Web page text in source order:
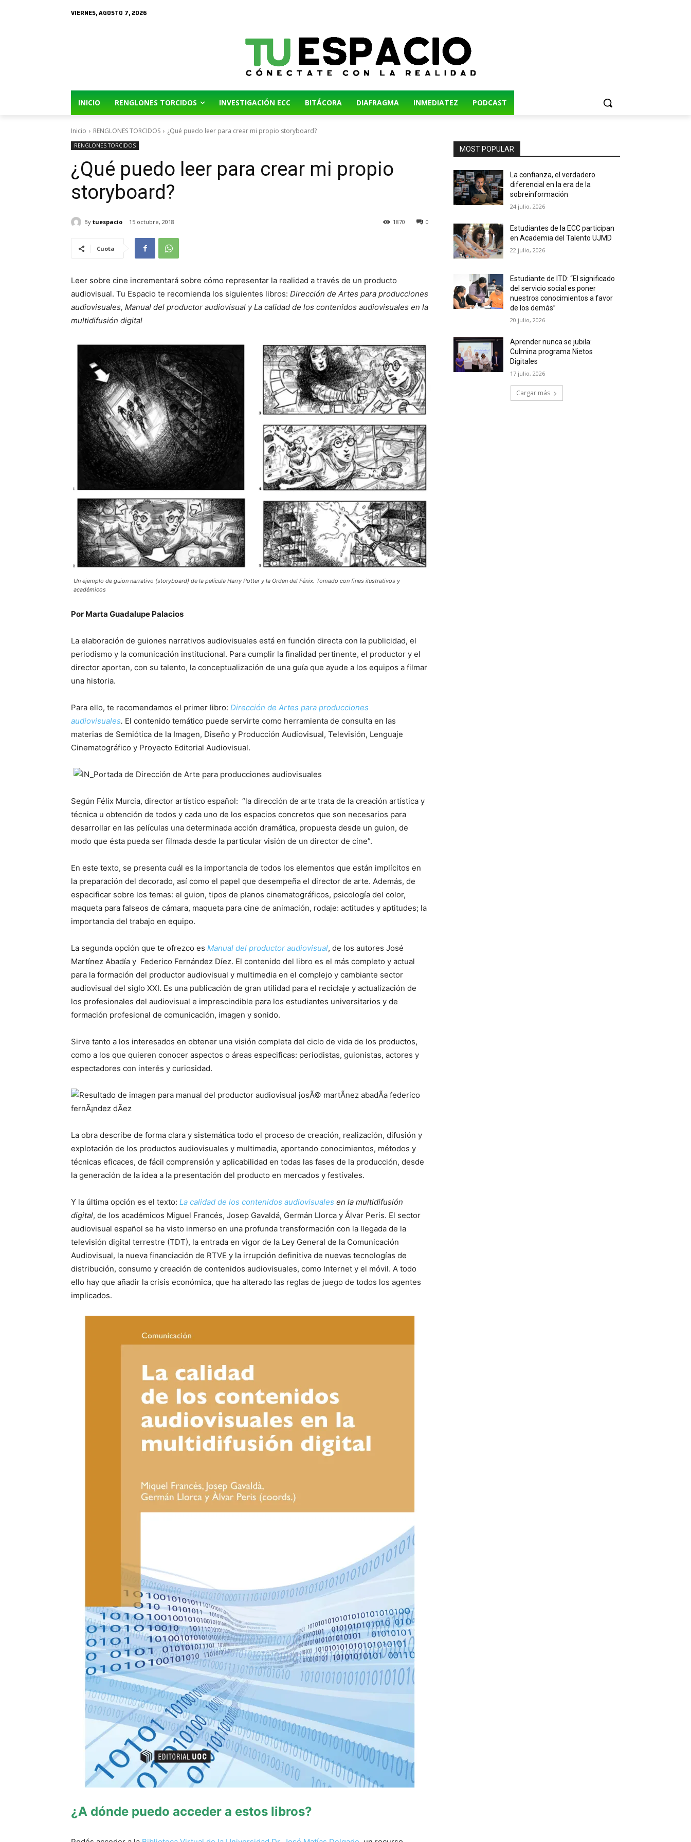
VIERNES, AGOSTO 7, 2026
INICIO RENGLONES TORCIDOS INVESTIGACIÓN ECC BITÁCORA DIAFRAGMA INMEDIATEZ PODCAST
Inicio RENGLONES TORCIDOS ¿Qué puedo leer para crear mi propio storyboard?
RENGLONES TORCIDOS
¿Qué puedo leer para crear mi propio
storyboard?
By tuespacio 15 octubre, 2018 0
1870
Cuota
Leer sobre cine incrementará sobre cómo representar la realidad a través de un producto
audiovisual. Tu Espacio te recomienda los siguientes libros: Dirección de Artes para producciones
audiovisuales, Manual del productor audiovisual y La calidad de los contenidos audiovisuales en la
multidifusión digital
Un ejemplo de guion narrativo (storyboard) de la película Harry Potter y la Orden del Fénix. Tomado con fines ilustrativos y
académicos
Por Marta Guadalupe Palacios
La elaboración de guiones narrativos audiovisuales está en función directa con la publicidad, el
periodismo y la comunicación institucional. Para cumplir la finalidad pertinente, el productor y el
director aportan, con su talento, la conceptualización de una guía que ayude a los equipos a filmar
una historia.
Para ello, te recomendamos el primer libro: Dirección de Artes para producciones
audiovisuales. El contenido temático puede servirte como herramienta de consulta en las
materias de Semiótica de la Imagen, Diseño y Producción Audiovisual, Televisión, Lenguaje
Cinematográfico y Proyecto Editorial Audiovisual.
Según Félix Murcia, director artístico español: “la dirección de arte trata de la creación artística y
técnica u obtención de todos y cada uno de los espacios concretos que son necesarios para
desarrollar en las películas una determinada acción dramática, propuesta desde un guion, de
modo que ésta pueda ser filmada desde la particular visión de un director de cine”.
En este texto, se presenta cuál es la importancia de todos los elementos que están implícitos en
la preparación del decorado, así como el papel que desempeña el director de arte. Además, de
especificar sobre los temas: el guion, tipos de planos cinematográficos, psicología del color,
maqueta para falseos de cámara, maqueta para cine de animación, rodaje: actitudes y aptitudes; la
importancia del trabajo en equipo.
La segunda opción que te ofrezco es Manual del productor audiovisual, de los autores José
Martínez Abadía y Federico Fernández Díez. El contenido del libro es el más completo y actual
para la formación del productor audiovisual y multimedia en el complejo y cambiante sector
audiovisual del siglo XXI. Es una publicación de gran utilidad para el reciclaje y actualización de
los profesionales del audiovisual e imprescindible para los estudiantes universitarios y de
formación profesional de comunicación, imagen y sonido.
Sirve tanto a los interesados en obtener una visión completa del ciclo de vida de los productos,
como a los que quieren conocer aspectos o áreas especificas: periodistas, guionistas, actores y
espectadores con interés y curiosidad.
La obra describe de forma clara y sistemática todo el proceso de creación, realización, difusión y
explotación de los productos audiovisuales y multimedia, aportando conocimientos, métodos y
técnicas eficaces, de fácil comprensión y aplicabilidad en todas las fases de la producción, desde
la generación de la idea a la presentación del producto en mercados y festivales.
Y la última opción es el texto: La calidad de los contenidos audiovisuales en la multidifusión
digital, de los académicos Miguel Francés, Josep Gavaldá, Germán Llorca y Álvar Peris. El sector
audiovisual español se ha visto inmerso en una profunda transformación con la llegada de la
televisión digital terrestre (TDT), la entrada en vigor de la Ley General de la Comunicación
Audiovisual, la nueva financiación de RTVE y la irrupción definitiva de nuevas tecnologías de
distribución, consumo y creación de contenidos audiovisuales, como Internet y el móvil. A todo
ello hay que añadir la crisis económica, que ha alterado las reglas de juego de todos los agentes
implicados.
¿A dónde puedo acceder a estos libros?
MOST POPULAR
La confianza, el verdadero
diferencial en la era de la
sobreinformación
24 julio, 2026
Estudiantes de la ECC participan
en Academia del Talento UJMD
22 julio, 2026
Estudiante de ITD: “El significado
del servicio social es poner
nuestros conocimientos a favor
de los demás”
20 julio, 2026
Aprender nunca se jubila:
Culmina programa Nietos
Digitales
17 julio, 2026
Cargar más